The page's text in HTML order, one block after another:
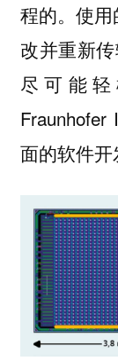
程的。使
改并重新
尽可能
面的软件开